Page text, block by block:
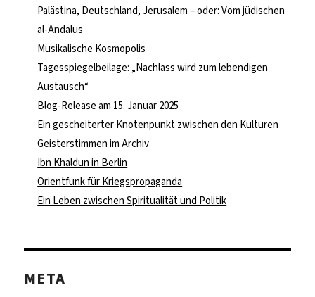
Palästina, Deutschland, Jerusalem – oder: Vom jüdischen
al-Andalus
Musikalische Kosmopolis
Tagesspiegelbeilage: „Nachlass wird zum lebendigen
Austausch“
Blog-Release am 15. Januar 2025
Ein gescheiterter Knotenpunkt zwischen den Kulturen
Geisterstimmen im Archiv
Ibn Khaldun in Berlin
Orientfunk für Kriegspropaganda
Ein Leben zwischen Spiritualität und Politik
META